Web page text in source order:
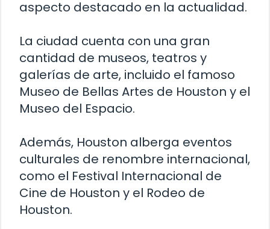
aspecto destacado en la actualidad.
La ciudad cuenta con una gran
cantidad de museos, teatros y
galerías de arte, incluido el famoso
Museo de Bellas Artes de Houston y el
Museo del Espacio.
Además, Houston alberga eventos
culturales de renombre internacional,
como el Festival Internacional de
Cine de Houston y el Rodeo de
Houston.